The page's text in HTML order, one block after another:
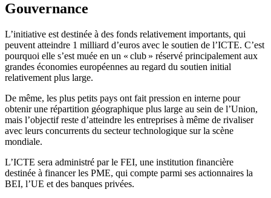
Gouvernance
L’initiative est destinée à des fonds relativement importants, qui
peuvent atteindre 1 milliard d’euros avec le soutien de l’ICTE. C’est
pourquoi elle s’est muée en un « club » réservé principalement aux
grandes économies européennes au regard du soutien initial
relativement plus large.
De même, les plus petits pays ont fait pression en interne pour
obtenir une répartition géographique plus large au sein de l’Union,
mais l’objectif reste d’atteindre les entreprises à même de rivaliser
avec leurs concurrents du secteur technologique sur la scène
mondiale.
L’ICTE sera administré par le FEI, une institution financière
destinée à financer les PME, qui compte parmi ses actionnaires la
BEI, l’UE et des banques privées.